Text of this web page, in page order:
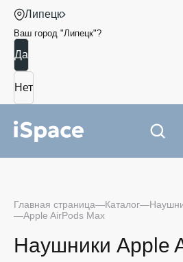
Липецк
Ваш город "Липецк"?
Главная страница Каталог
Apple AirPods Max
Наушники Apple